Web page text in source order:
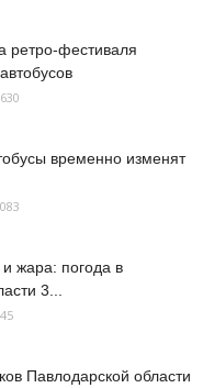
ретро-фестиваля
временно изменят
жара: погода в
3...
Павлодарской области